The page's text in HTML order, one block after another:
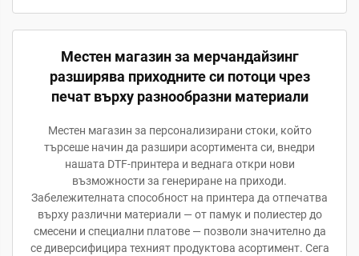
Местен магазин за мерчандайзинг
разширява приходните си потоци чрез
печат върху разнообразни материали
Местен магазин за персонализирани стоки, който
търсеше начин да разшири асортимента си, внедри
нашата DTF-принтера и веднага откри нови
възможности за генериране на приходи.
Забележителната способност на принтера да отпечатва
върху различни материали — от памук и полиестер до
смесени и специални платове — позволи значително да
се диверсифицира техният продуктова асортимент. Сега